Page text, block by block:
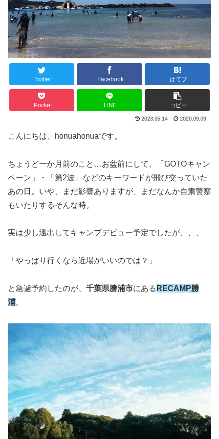
Twitter Facebook はてブ
Pocket LINE コピー
2023.05.14 2020.09.09
こんにちは、honuahonuaです。
ちょうど一か月前のこと…お盆前にして、「GOTOキャン
ペーン」・「第2波」などのキーワードが飛び交っていた
あの日。いや、まだ影響ありますが、まだなんか自粛警察
もいたりするそんな時。
実は少し遠出してキャンプデビュー予定でしたが、、、
「やっぱり行くなら近場がいいのでは？」
と急遽予約したのが、 千葉県勝浦市にある RECAMP勝
浦。